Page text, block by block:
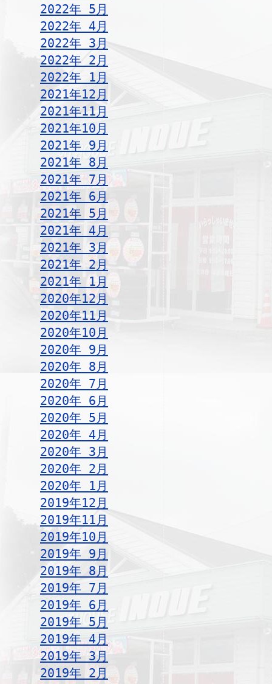
2022年 5月
2022年 4月
2022年 3月
2022年 2月
2022年 1月
2021年12月
2021年11月
2021年10月
2021年 9月
2021年 8月
2021年 7月
2021年 6月
2021年 5月
2021年 4月
2021年 3月
2021年 2月
2021年 1月
2020年12月
2020年11月
2020年10月
2020年 9月
2020年 8月
2020年 7月
2020年 6月
2020年 5月
2020年 4月
2020年 3月
2020年 2月
2020年 1月
2019年12月
2019年11月
2019年10月
2019年 9月
2019年 8月
2019年 7月
2019年 6月
2019年 5月
2019年 4月
2019年 3月
2019年 2月